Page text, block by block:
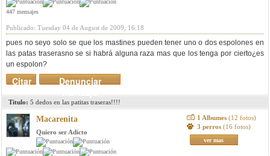
447 mensajes
Publicado: Tuesday 04 de August de 2009, 16:18
pues no seyo solo se que los mastines pueden tener uno o dos espolones en
las patas traserasno se si habrá alguna raza mas que los tenga por cierto¿es
un espolon?
Denunciar
mensaje
Citar
Titulo: 5 dedos en las patitas traseras!!!!
Macarenita
Quiero ser Adicto
1 Albumes (12 fotos)
3 perros (16 fotos)
ver mas